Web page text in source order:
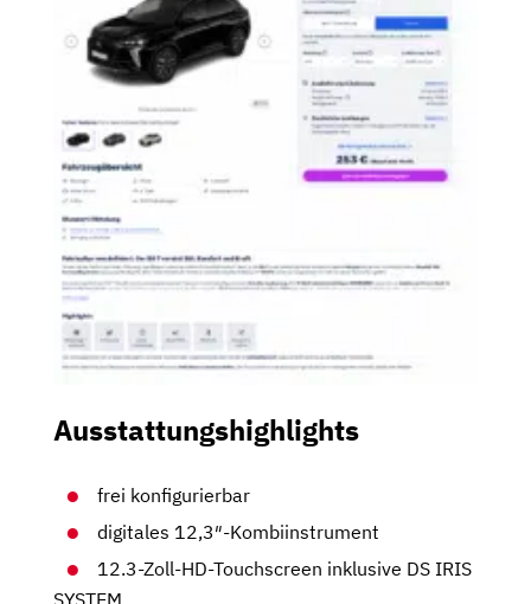
Ausstattungshighlights
frei konfigurierbar
digitales 12,3″-Kombiinstrument
12.3-Zoll-HD-Touchscreen inklusive DS IRIS
SYSTEM